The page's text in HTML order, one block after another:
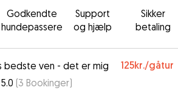
Godkendte
hundepassere
Support
og hjælp
Sikker
betaling
bedste ven - det er mig 125kr./gåtur
5.0 (3 Bookinger)